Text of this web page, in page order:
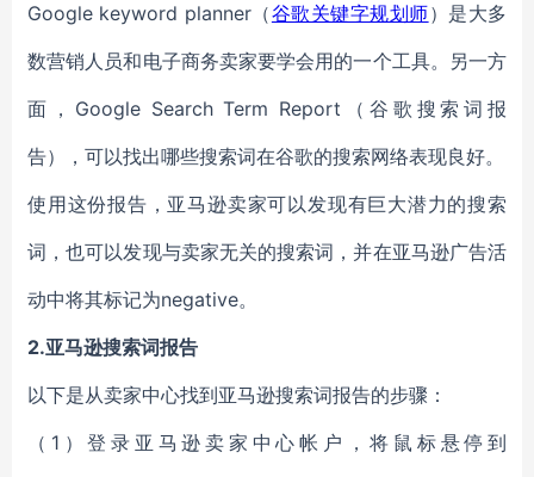
Google keyword planner（谷歌关键字规划师）是大多
数营销人员和电子商务卖家要学会用的一个工具。另一方
面，Google Search Term Report（谷歌搜索词报
告），可以找出哪些搜索词在谷歌的搜索网络表现良好。
使用这份报告，亚马逊卖家可以发现有巨大潜力的搜索
词，也可以发现与卖家无关的搜索词，并在亚马逊广告活
动中将其标记为negative。
2.亚马逊搜索词报告
以下是从卖家中心找到亚马逊搜索词报告的步骤：
（1）登录亚马逊卖家中心帐户，将鼠标悬停到